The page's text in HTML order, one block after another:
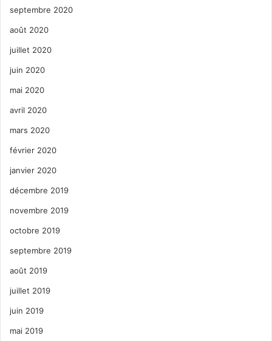
septembre 2020
août 2020
juillet 2020
juin 2020
mai 2020
avril 2020
mars 2020
février 2020
janvier 2020
décembre 2019
novembre 2019
octobre 2019
septembre 2019
août 2019
juillet 2019
juin 2019
mai 2019